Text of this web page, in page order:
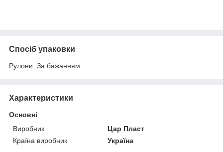
Спосіб упаковки
Рулони. За бажанням.
Характеристики
Основні
Виробник
Цар Пласт
Країна виробник
Україна